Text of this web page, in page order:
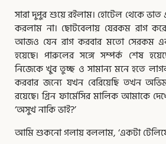
সারা দুপুর শুয়ে রইলাম। হােটেল থেকে
করলাম না। ছােটবেলায় যেরকম রাগ
আজও যেন রাগ করবার মতাে সেরকম
হয়েছে। পারুলের সঙ্গে সম্পর্ক শেষ
নিজেকে খুব তুচ্ছ ও সামান্য মনে হতে
করবার জন্যে যখন বেরিয়েছি তখন
রয়েছে। গ্রিন ফার্মেসির মালিক আমাকে
‘অসুখ নাকি ভাই?’
আমি শুকনাে গলায় বললাম, ‘একটা